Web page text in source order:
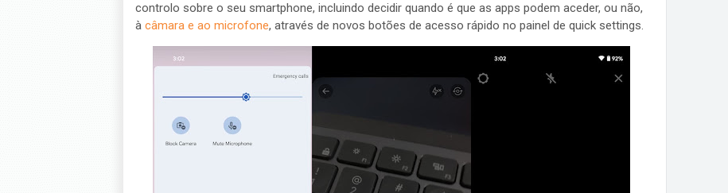
controlo sobre o seu smartphone, incluindo decidir quando é que as apps podem aceder, ou não,
à câmara e ao microfone, através de novos botões de acesso rápido no painel de quick settings.